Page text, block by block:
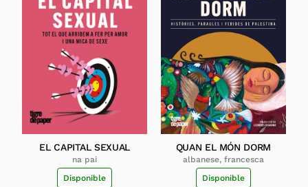
EL CAPITAL SEXUAL
na pai
Disponible
QUAN EL MÓN DORM
albanese, francesca
Disponible